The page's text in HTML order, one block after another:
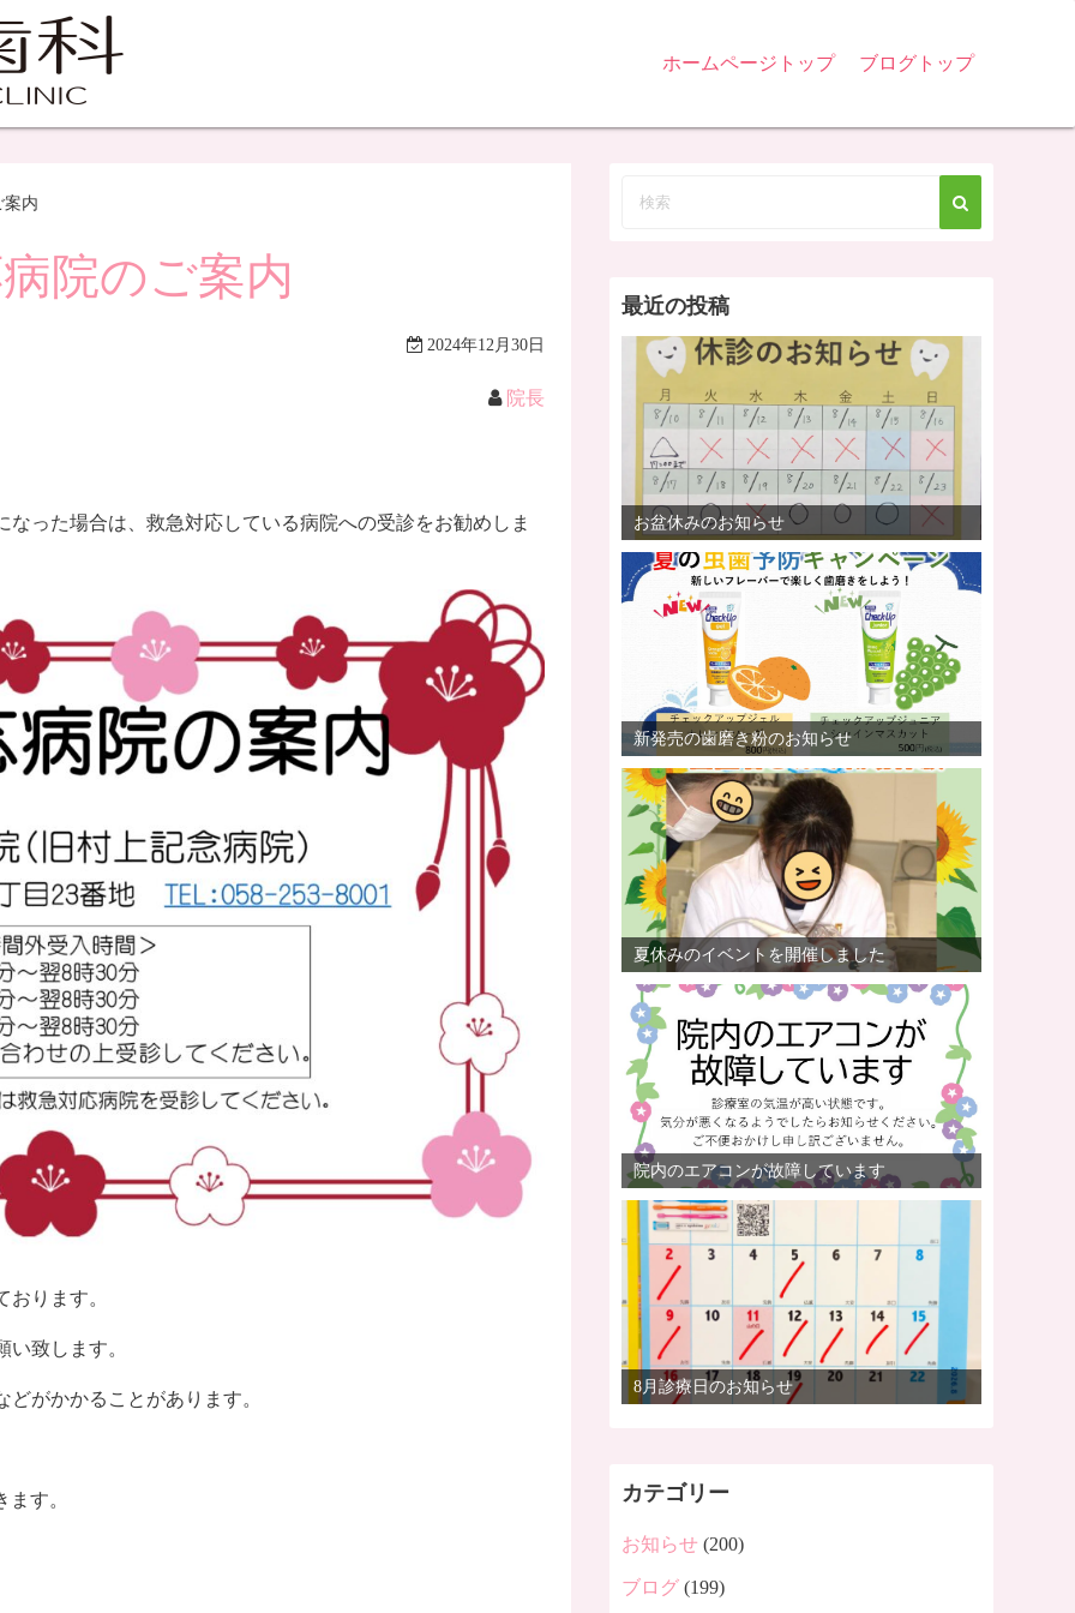
ホームページトップ ブログトップ
案内
院のご案内
2024年12月30日
院長
った場合は、救急対応している病院への受診をお勧めしま
ります。
致します。
がかかることがあります。
す。
最近の投稿
お盆休みのお知らせ
新発売の歯磨き粉のお知らせ
夏休みのイベントを開催しました
院内のエアコンが故障しています
8月診療日のお知らせ
カテゴリー
お知らせ (200)
ブログ (199)